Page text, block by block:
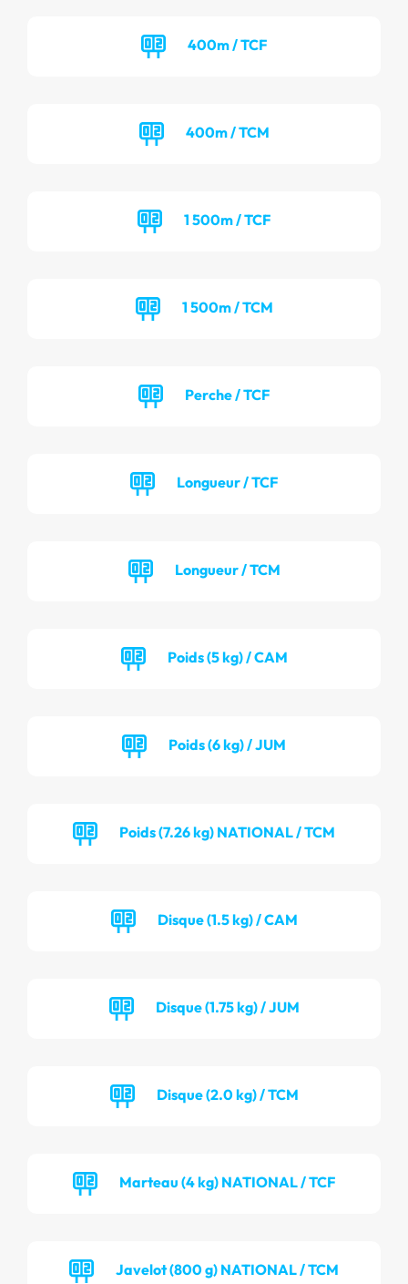
400m / TCF
400m / TCM
1 500m / TCF
1 500m / TCM
Perche / TCF
Longueur / TCF
Longueur / TCM
Poids (5 kg) / CAM
Poids (6 kg) / JUM
Poids (7.26 kg) NATIONAL / TCM
Disque (1.5 kg) / CAM
Disque (1.75 kg) / JUM
Disque (2.0 kg) / TCM
Marteau (4 kg) NATIONAL / TCF
Javelot (800 g) NATIONAL / TCM